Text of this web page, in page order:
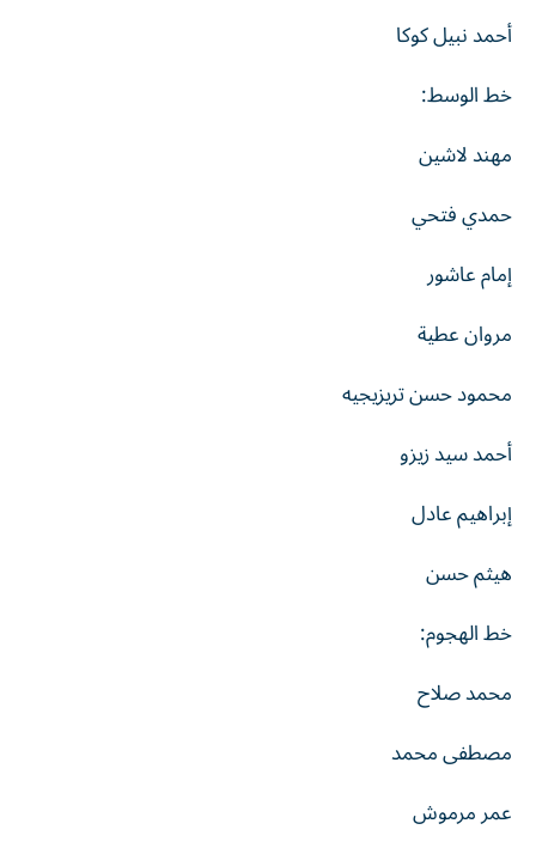
أحمد نبيل كوكا
خط الوسط:
مهند لاشين
حمدي فتحي
إمام عاشور
مروان عطية
محمود حسن تريزيجيه
أحمد سيد زيزو
إبراهيم عادل
هيثم حسن
خط الهجوم:
محمد صلاح
مصطفى محمد
عمر مرموش